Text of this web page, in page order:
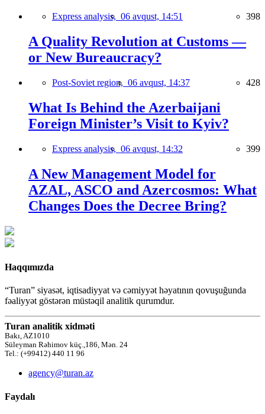
Express analysis, 06 avqust, 14:51 398
A Quality Revolution at Customs —
or New Bureaucracy?
Post-Soviet region, 06 avqust, 14:37 428
What Is Behind the Azerbaijani
Foreign Minister’s Visit to Kyiv?
Express analysis, 06 avqust, 14:32 399
A New Management Model for
AZAL, ASCO and Azercosmos: What
Changes Does the Decree Bring?
Haqqımızda
“Turan” siyasət, iqtisadiyyat və cəmiyyət həyatının qovuşuğunda
fəaliyyət göstərən müstəqil analitik qurumdur.
Turan analitik xidməti
Bakı, AZ1010
Süleyman Rəhimov küç.,186, Mən. 24
Tel.: (+99412) 440 11 96
agency@turan.az
Faydalı